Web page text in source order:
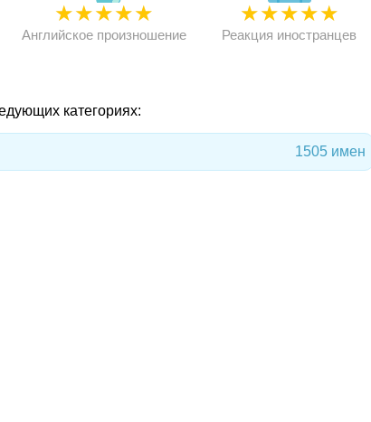
★★★★★
Английское произношение
★★★★★
Реакция иностранцев
категориях:
1505 имен